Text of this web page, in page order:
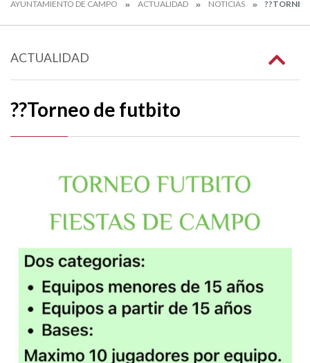
AYUNTAMIENTO DE CAMPO ACTUALIDAD NOTICIAS
ACTUALIDAD
??Torneo de futbito